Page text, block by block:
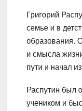
Григорий
семье и в
образования.
и смысла
пути и начал
Распутин был
учеником и